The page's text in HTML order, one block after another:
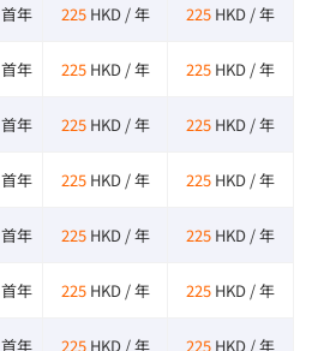
年 225 HKD / 年 225 HKD / 年
年 225 HKD / 年 225 HKD / 年
年 225 HKD / 年 225 HKD / 年
年 225 HKD / 年 225 HKD / 年
年 225 HKD / 年 225 HKD / 年
年 225 HKD / 年 225 HKD / 年
年 225 HKD / 年 225 HKD / 年